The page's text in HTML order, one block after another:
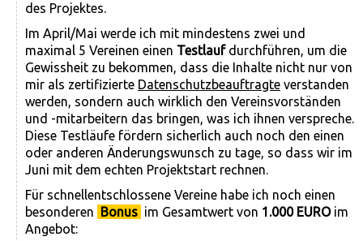
des Projektes.
Im April/Mai werde ich mit mindestens zwei und
maximal 5 Vereinen einen Testlauf durchführen, um die
Gewissheit zu bekommen, dass die Inhalte nicht nur von
mir als zertifizierte Datenschutzbeauftragte verstanden
werden, sondern auch wirklich den Vereinsvorständen
und -mitarbeitern das bringen, was ich ihnen verspreche.
Diese Testläufe fördern sicherlich auch noch den einen
oder anderen Änderungswunsch zu tage, so dass wir im
Juni mit dem echten Projektstart rechnen.
Für schnellentschlossene Vereine habe ich noch einen
besonderen Bonus im Gesamtwert von 1.000 EUROim
Angebot: